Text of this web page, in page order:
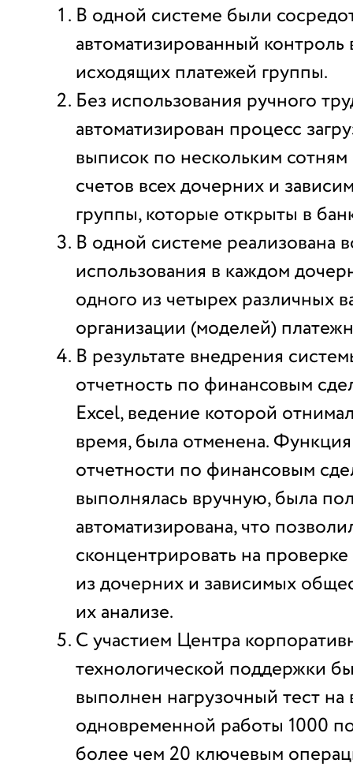
В одной системе были
автоматизированный контроль
исходящих платежей группы.
Без использования ручного
автоматизирован процесс
выписок по нескольким сотням
счетов всех дочерних и
группы, которые открыты в
В одной системе реализована
использования в каждом
одного из четырех различных
организации (моделей)
В результате внедрения
отчетность по финансовым
Excel, ведение которой
время, была отменена.
отчетности по финансовым
выполнялась вручную, была
автоматизирована, что
сконцентрировать на
из дочерних и зависимых
их анализе.
С участием Центра
технологической поддержки
выполнен нагрузочный тест
одновременной работы 1000
более чем 20 ключевым